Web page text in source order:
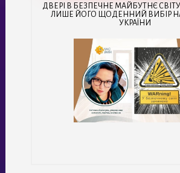
ДВЕРІ В БЕЗПЕЧНЕ МАЙБУТНЄ
ЛИШЕ ЙОГО ЩОДЕННИЙ ВИБІР
УКРАЇНИ